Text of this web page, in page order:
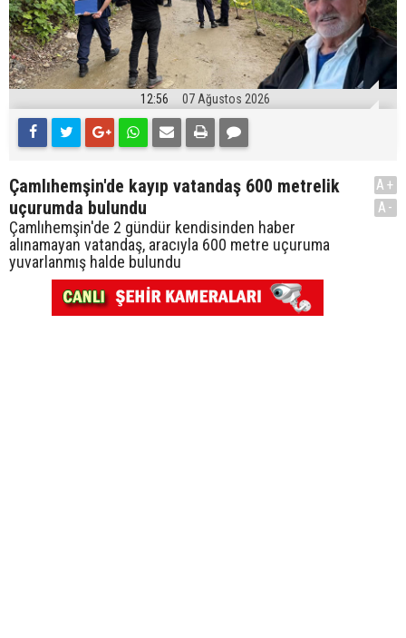
12:56 07 Ağustos 2026
Çamlıhemşin'de kayıp vatandaş 600 metrelik
uçurumda bulundu
Çamlıhemşin'de 2 gündür kendisinden haber
alınamayan vatandaş, aracıyla 600 metre uçuruma
yuvarlanmış halde bulundu
A+
A-